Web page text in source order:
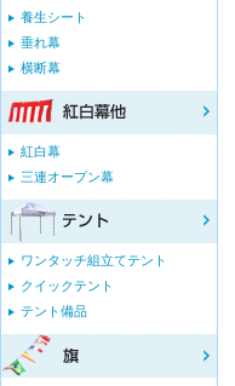
養生シート
垂れ幕
横断幕
紅白幕
三連オープン幕
ワンタッチ組立てテント
クイックテント
テント備品